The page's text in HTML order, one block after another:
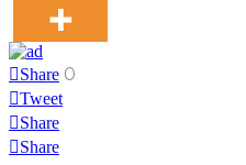
Share 0
Tweet
Share
Share